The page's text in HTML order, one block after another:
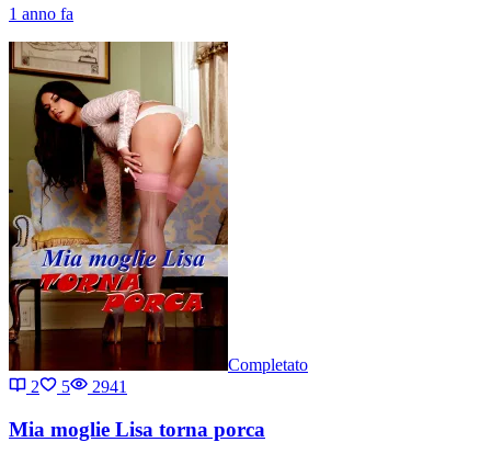
1 anno fa
Completato
2
5 2941
Mia moglie Lisa torna porca